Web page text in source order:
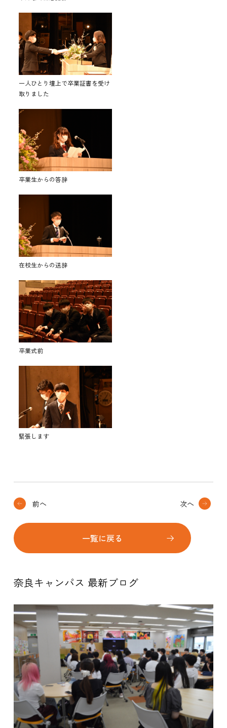
一人ひとり壇上で卒業証書を受け
取りました
卒業生からの答辞
在校生からの送辞
卒業式前
緊張します
前へ
一覧に戻る
次へ
奈良キャンパス 最新ブログ